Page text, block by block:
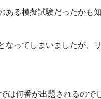
る模擬試験だったかも知
ってしまいましたが、
は何番が出題されるので